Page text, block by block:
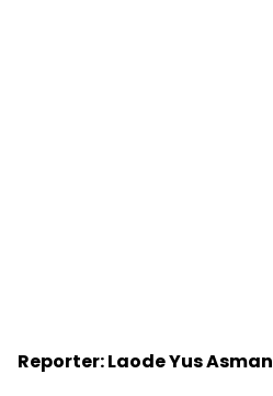
Reporter: Laode Yus Asman